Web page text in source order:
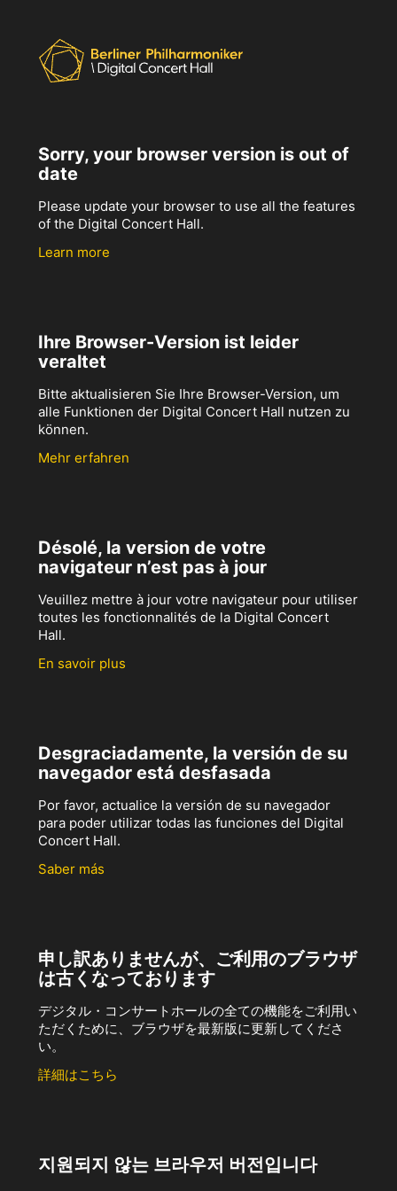
Sorry, your browser version is out of
date
Please update your browser to use all the features
of the Digital Concert Hall.
Learn more
Ihre Browser-Version ist leider
veraltet
Bitte aktualisieren Sie Ihre Browser-Version, um
alle Funktionen der Digital Concert Hall nutzen zu
können.
Mehr erfahren
Désolé, la version de votre
navigateur n’est pas à jour
Veuillez mettre à jour votre navigateur pour utiliser
toutes les fonctionnalités de la Digital Concert
Hall.
En savoir plus
Desgraciadamente, la versión de su
navegador está desfasada
Por favor, actualice la versión de su navegador
para poder utilizar todas las funciones del Digital
Concert Hall.
Saber más
申し訳ありませんが、ご利用のブラウザ
は古くなっております
デジタル・コンサートホールの全ての機能をご利用い
ただくために、ブラウザを最新版に更新してくださ
い。
詳細はこちら
지원되지 않는 브라우저 버전입니다